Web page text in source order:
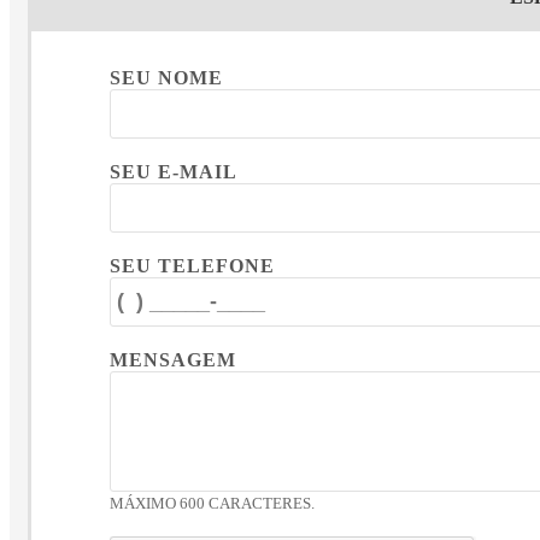
SEU NOME
SEU E-MAIL
SEU TELEFONE
MENSAGEM
MÁXIMO 600 CARACTERES.